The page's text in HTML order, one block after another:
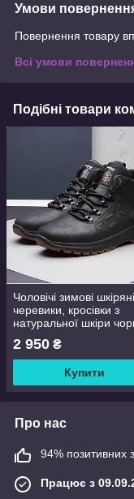
Умови
Повернення товару
Всі умови
Подібні товари
Чоловічі зимові шкіряні
черевики, кросівки з
натуральної шкіри
на хутрі для чоловіків
зиму, розмір 40 41 42
44 45
2 950 ₴
Купити
Про нас
94% позитивних з
Працює з